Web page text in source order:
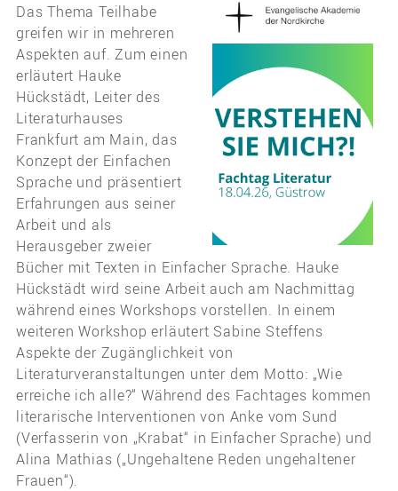
Das Thema Teilhabe
greifen wir in mehreren
Aspekten auf. Zum einen
erläutert Hauke
Hückstädt, Leiter des
Literaturhauses
Frankfurt am Main, das
Konzept der Einfachen
Sprache und präsentiert
Erfahrungen aus seiner
Arbeit und als
Herausgeber zweier
Bücher mit Texten in Einfacher Sprache. Hauke
Hückstädt wird seine Arbeit auch am Nachmittag
während eines Workshops vorstellen. In einem
weiteren Workshop erläutert Sabine Steffens
Aspekte der Zugänglichkeit von
Literaturveranstaltungen unter dem Motto: „Wie
erreiche ich alle?“ Während des Fachtages kommen
literarische Interventionen von Anke vom Sund
(Verfasserin von „Krabat“ in Einfacher Sprache) und
Alina Mathias („Ungehaltene Reden ungehaltener
Frauen“).